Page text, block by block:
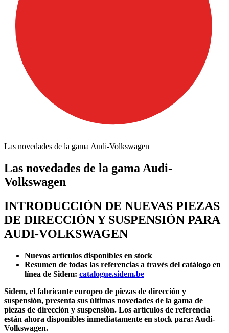
Las novedades de la gama Audi-Volkswagen
Las novedades de la gama Audi-
Volkswagen
INTRODUCCIÓN DE NUEVAS PIEZAS
DE DIRECCIÓN Y SUSPENSIÓN PARA
AUDI-VOLKSWAGEN
Nuevos artículos disponibles en stock
Resumen de todas las referencias a través del catálogo en
línea de Sidem: catalogue.sidem.be
Sidem, el fabricante europeo de piezas de dirección y
suspensión, presenta sus últimas novedades de la gama de
piezas de dirección y suspensión. Los artículos de referencia
están ahora disponibles inmediatamente en stock para: Audi-
Volkswagen.